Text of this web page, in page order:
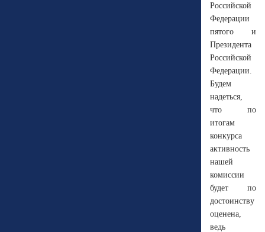
Российской
Федерации
пятого и
Президента
Российской
Федерации.
Будем
надеться,
что по
итогам
конкурса
активность
нашей
комиссии
будет по
достоинству
оценена,
ведь